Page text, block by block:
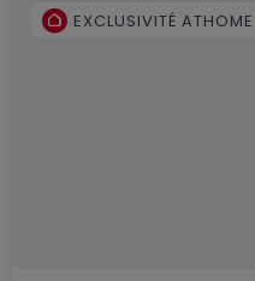
EXCLUSIVITÉ ATHOME